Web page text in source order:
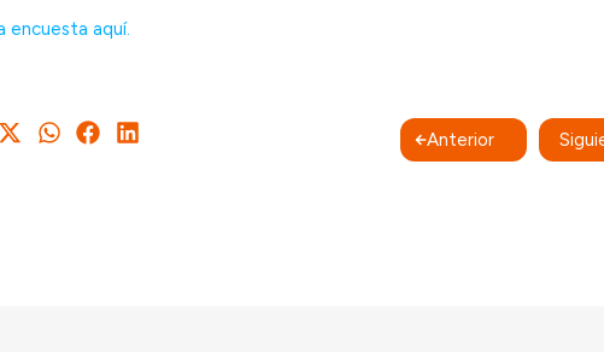
encuesta aquí.
Anterior